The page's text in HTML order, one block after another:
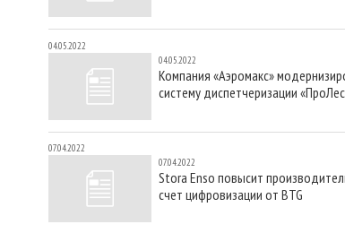
04.05.2022
04.05.2022
Компания «Аэромакс»
систему диспетчеризации
07.04.2022
07.04.2022
Stora Enso повысит
счет цифровизации от BTG